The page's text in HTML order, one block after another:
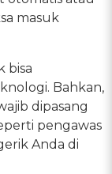
masuk
bisa
Bahkan,
dipasang
pengawas
Anda di